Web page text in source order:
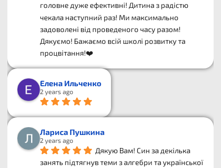
головне дуже ефективні! Дитина з радістю
чекала наступний раз! Ми максимально
задоволені від проведеного часу разом!
Дякуємо! Бажаємо всій школі розвитку та
процвітання!❤️
Елена Ильченко
2 years ago
Лариса Пушкина
2 years ago
Дякую Вам! Син за декілька
занять підтягнув теми з алгебри та української